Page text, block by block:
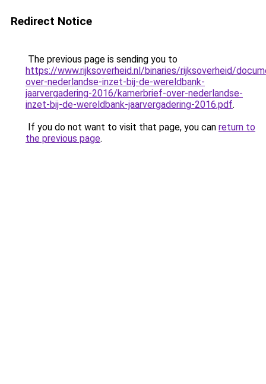
Redirect Notice
The previous page is sending you to
https://www.rijksoverheid.nl/binaries/rijksoverheid/
over-nederlandse-inzet-bij-de-wereldbank-
jaarvergadering-2016/kamerbrief-over-nederlandse-
inzet-bij-de-wereldbank-jaarvergadering-2016.pdf.
If you do not want to visit that page, you can return to
the previous page.